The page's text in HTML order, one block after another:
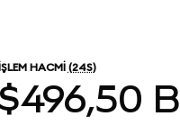
HACMI (24S)
$496,50 B